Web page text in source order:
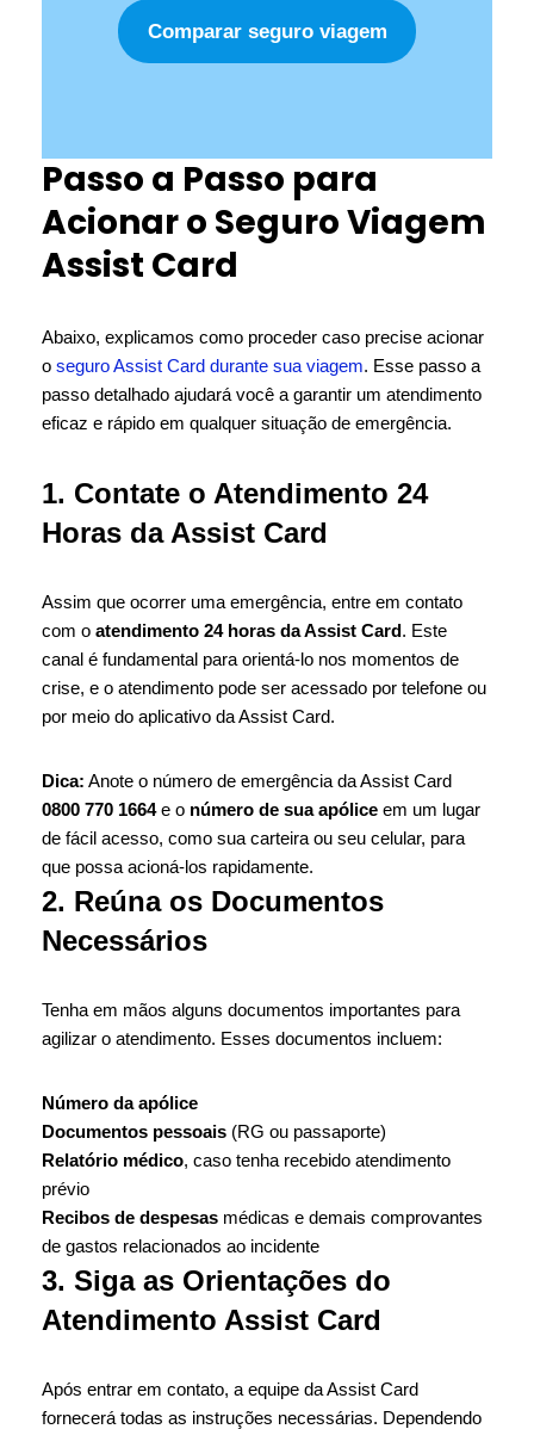
Comparar seguro viagem
Passo a Passo para
Acionar o Seguro Viagem
Assist Card
Abaixo, explicamos como proceder caso precise acionar
o seguro Assist Card durante sua viagem. Esse passo a
passo detalhado ajudará você a garantir um atendimento
eficaz e rápido em qualquer situação de emergência.
1. Contate o Atendimento 24
Horas da Assist Card
Assim que ocorrer uma emergência, entre em contato
com o atendimento 24 horas da Assist Card. Este
canal é fundamental para orientá-lo nos momentos de
crise, e o atendimento pode ser acessado por telefone ou
por meio do aplicativo da Assist Card.
Dica: Anote o número de emergência da Assist Card
0800 770 1664e o número de sua apólice em um lugar
de fácil acesso, como sua carteira ou seu celular, para
que possa acioná-los rapidamente.
2. Reúna os Documentos
Necessários
Tenha em mãos alguns documentos importantes para
agilizar o atendimento. Esses documentos incluem:
Número da apólice
Documentos pessoais (RG ou passaporte)
Relatório médico, caso tenha recebido atendimento
prévio
Recibos de despesas médicas e demais comprovantes
de gastos relacionados ao incidente
3. Siga as Orientações do
Atendimento Assist Card
Após entrar em contato, a equipe da Assist Card
fornecerá todas as instruções necessárias. Dependendo